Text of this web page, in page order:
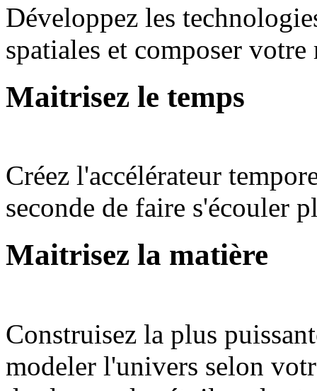
Développez les
spatiales et composer votre
Maitrisez le temps
Créez l'accélérateur
seconde de faire s'écouler
Maitrisez la matière
Construisez la plus
modeler l'univers selon